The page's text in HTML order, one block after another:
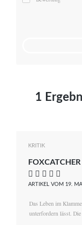
Mato von Vogelstein
1
KRITIK
FOXCATCHER
    
ARTIKEL VOM 19.
Das Leben im
unterfordern lässt.